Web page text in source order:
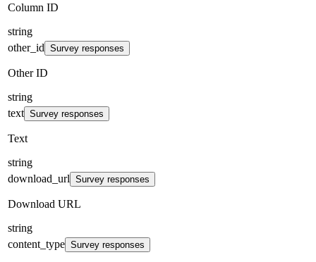
Column ID
string
other_id Survey responses
Other ID
string
text Survey responses
Text
string
download_url Survey responses
Download URL
string
content_type Survey responses